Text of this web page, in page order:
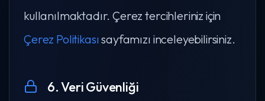
kullanılmaktadır. Çerez tercihleriniz için
Çerez Politikasısayfamızı inceleyebilirsiniz.
6. Veri Güvenliği